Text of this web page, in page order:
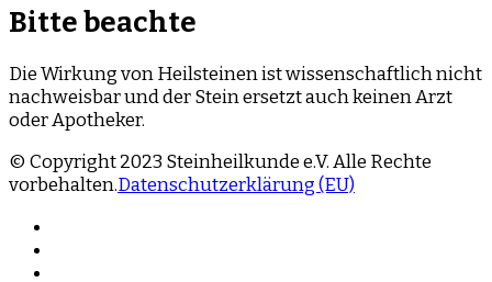
Bitte beachte
Die Wirkung von Heilsteinen ist wissenschaftlich nicht
nachweisbar und der Stein ersetzt auch keinen Arzt
oder Apotheker.
© Copyright 2023 Steinheilkunde e.V. Alle Rechte
vorbehalten.Datenschutzerklärung (EU)